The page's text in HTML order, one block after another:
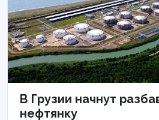
В Грузии начнут
нефтянку